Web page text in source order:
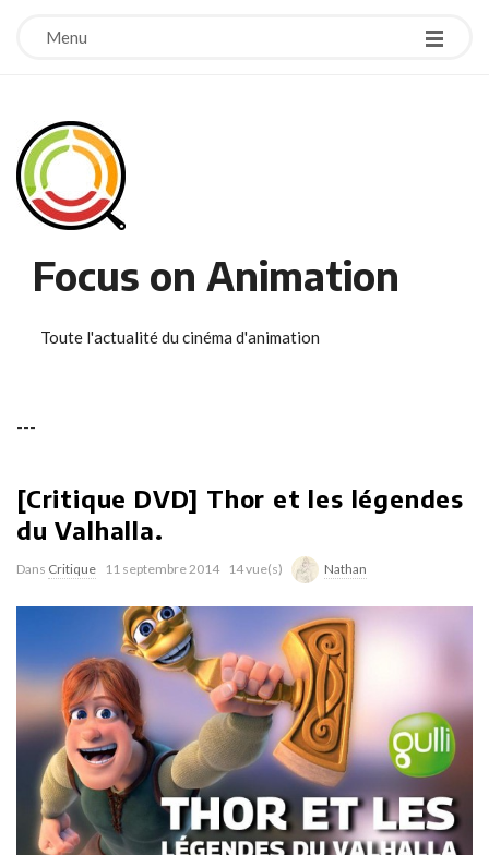
Menu
Focus on Animation
Toute l'actualité du cinéma d'animation
---
[Critique DVD] Thor et les légendes
du Valhalla.
Dans Critique 11 septembre 2014 14 vue(s) Nathan